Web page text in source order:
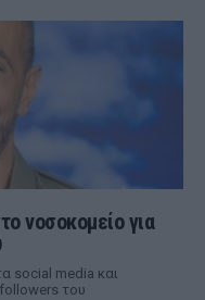
νοσοκομείο για
social media και
του